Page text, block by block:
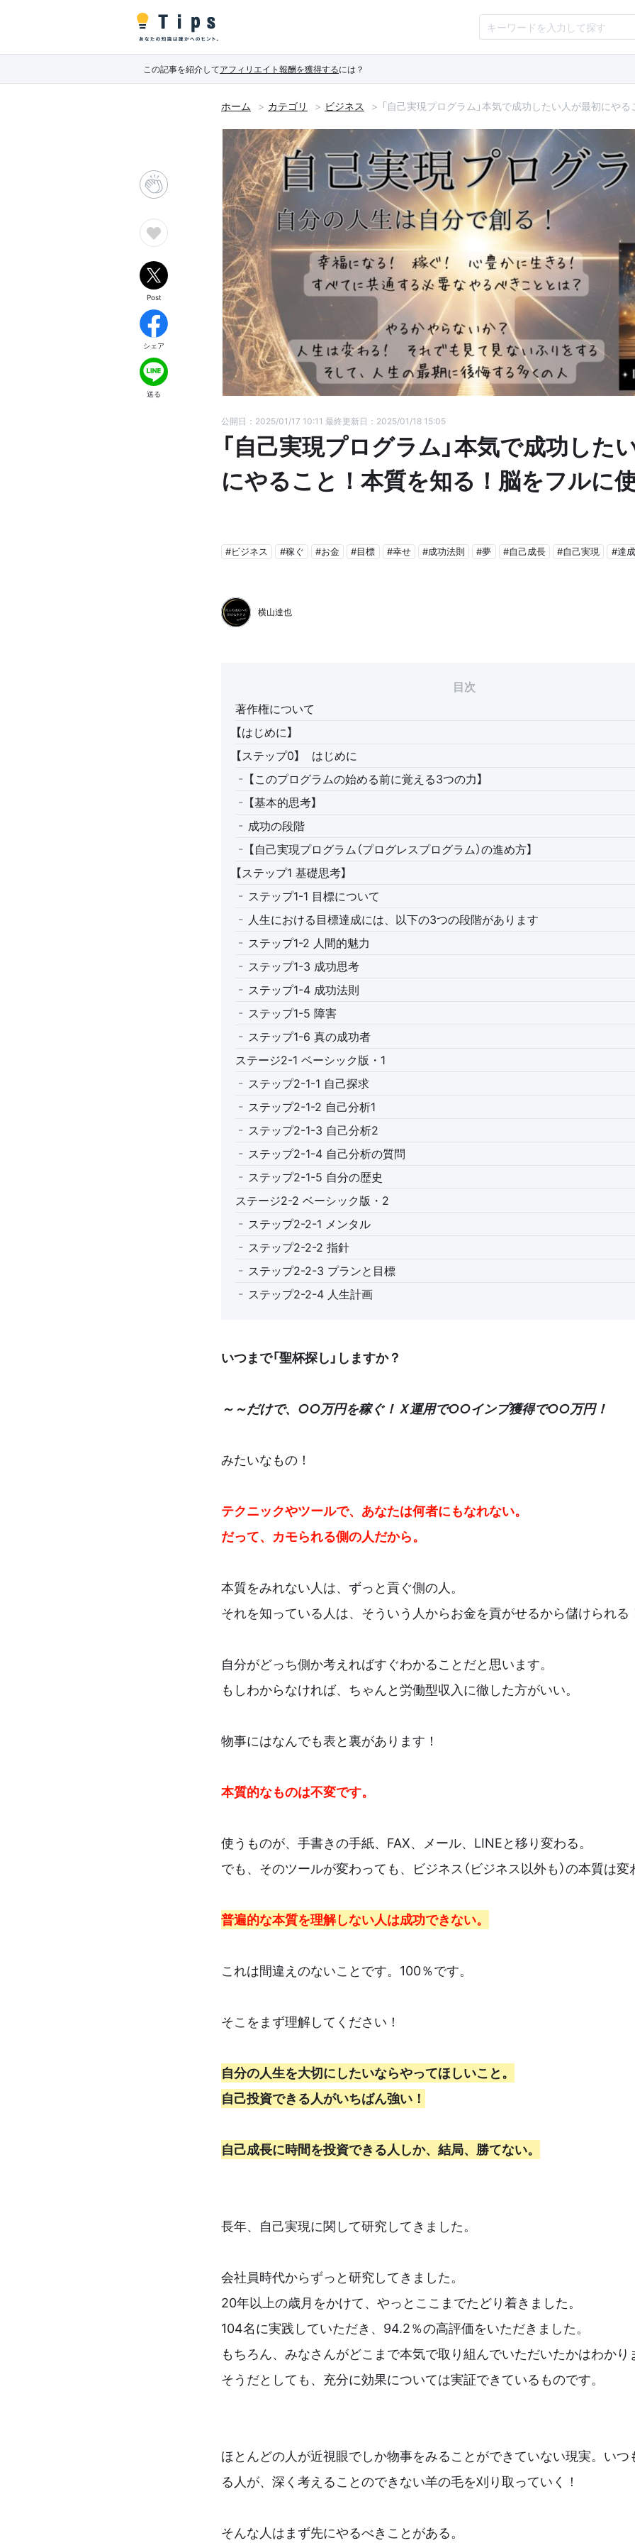
この記事を紹介してアフィリエイト報酬を獲得するには？
ホーム カテゴリ ビジネス
公開日：2025/01/17 10:11 最終更新日：2025/01/18 15:05
「自己実現プログラム」本気で成功した
にやること！本質を知る！脳をフルに使
#ビジネス #稼ぐ #お金 #目標 #幸せ #成功法則 #夢 #自己成長 #自己実現 #達成
横山達也
目次
著作権について
【はじめに】
【ステップ0】 はじめに
【このプログラムの始める前に覚える3つの力】
【基本的思考】
成功の段階
【自己実現プログラム（プログレスプログラム）の進め方】
【ステップ1 基礎思考】
ステップ1-1 目標について
人生における目標達成には、以下の3つの段階があります
ステップ1-2 人間的魅力
ステップ1-3 成功思考
ステップ1-4 成功法則
ステップ1-5 障害
ステップ1-6 真の成功者
ステージ2-1 ベーシック版・1
ステップ2-1-1 自己探求
ステップ2-1-2 自己分析1
ステップ2-1-3 自己分析2
ステップ2-1-4 自己分析の質問
ステップ2-1-5 自分の歴史
ステージ2-2 ベーシック版・2
ステップ2-2-1 メンタル
ステップ2-2-2 指針
ステップ2-2-3 プランと目標
ステップ2-2-4 人生計画
いつまで「聖杯探し」しますか？
～～だけで、○○万円を稼ぐ！Ｘ運用で○○インプ獲得で○○万円！
みたいなもの！
テクニックやツールで、あなたは何者にもなれない。
だって、カモられる側の人だから。
本質をみれない人は、ずっと貢ぐ側の人。
それを知っている人は、そういう人からお金を貢がせるから儲けられる
自分がどっち側か考えればすぐわかることだと思います。
もしわからなければ、ちゃんと労働型収入に徹した方がいい。
物事にはなんでも表と裏があります！
本質的なものは不変です。
使うものが、手書きの手紙、FAX、メール、LINEと移り変わる。
でも、そのツールが変わっても、ビジネス（ビジネス以外も）の本質は変
普遍的な本質を理解しない人は成功できない。
これは間違えのないことです。100％です。
そこをまず理解してください！
自分の人生を大切にしたいならやってほしいこと。
自己投資できる人がいちばん強い！
自己成長に時間を投資できる人しか、結局、勝てない。
長年、自己実現に関して研究してきました。
会社員時代からずっと研究してきました。
20年以上の歳月をかけて、やっとここまでたどり着きました。
104名に実践していただき、94.2％の高評価をいただきました。
もちろん、みなさんがどこまで本気で取り組んでいただいたかはわかり
そうだとしても、充分に効果については実証できているものです。
ほとんどの人が近視眼でしか物事をみることができていない現実。いつ
る人が、深く考えることのできない羊の毛を刈り取っていく！
そんな人はまず先にやるべきことがある。
Post
シェア
送る